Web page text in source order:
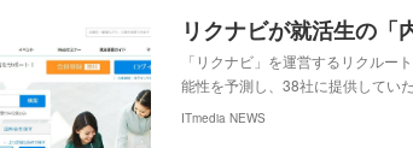
「リクナビ」を運営するリクルー
能性を予測し、38社に提供してい
ITmedia NEWS